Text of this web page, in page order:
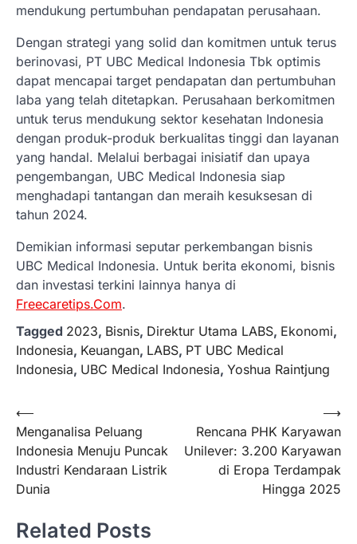
mendukung pertumbuhan pendapatan perusahaan.
Dengan strategi yang solid dan komitmen untuk terus
berinovasi, PT UBC Medical Indonesia Tbk optimis
dapat mencapai target pendapatan dan pertumbuhan
laba yang telah ditetapkan. Perusahaan berkomitmen
untuk terus mendukung sektor kesehatan Indonesia
dengan produk-produk berkualitas tinggi dan layanan
yang handal. Melalui berbagai inisiatif dan upaya
pengembangan, UBC Medical Indonesia siap
menghadapi tantangan dan meraih kesuksesan di
tahun 2024.
Demikian informasi seputar perkembangan bisnis
UBC Medical Indonesia. Untuk berita ekonomi, bisnis
dan investasi terkini lainnya hanya di
Freecaretips.Com.
Tagged 2023, Bisnis, Direktur Utama LABS, Ekonomi,
Indonesia, Keuangan, LABS, PT UBC Medical
Indonesia, UBC Medical Indonesia, Yoshua Raintjung
Navigasi
pos
⟵
Menganalisa Peluang
Indonesia Menuju Puncak
Industri Kendaraan Listrik
Dunia
Rencana PHK Karyawan
Unilever: 3.200 Karyawan
di Eropa Terdampak
Hingga 2025
⟶
Related Posts